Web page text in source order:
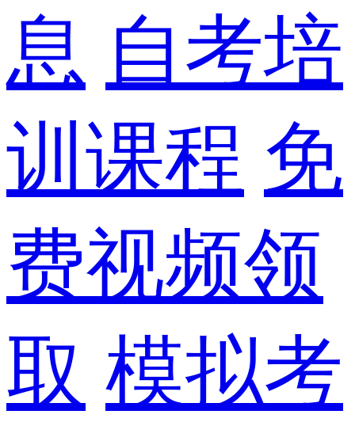
息 自考培
训课程 免
费视频领
取 模拟考